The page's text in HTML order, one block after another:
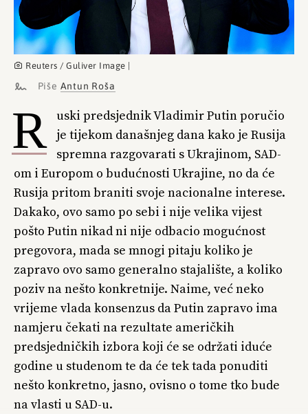
Reuters / Guliver Image |
Piše Antun Roša
R uski predsjednik Vladimir Putin poručio
je tijekom današnjeg dana kako je Rusija
spremna razgovarati s Ukrajinom, SAD-
om i Europom o budućnosti Ukrajine, no da će
Rusija pritom braniti svoje nacionalne interese.
Dakako, ovo samo po sebi i nije velika vijest
pošto Putin nikad ni nije odbacio mogućnost
pregovora, mada se mnogi pitaju koliko je
zapravo ovo samo generalno stajalište, a koliko
poziv na nešto konkretnije. Naime, već neko
vrijeme vlada konsenzus da Putin zapravo ima
namjeru čekati na rezultate američkih
predsjedničkih izbora koji će se održati iduće
godine u studenom te da će tek tada ponuditi
nešto konkretno, jasno, ovisno o tome tko bude
na vlasti u SAD-u.